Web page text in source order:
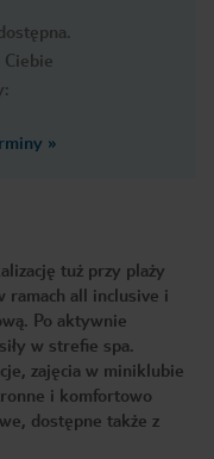
»
tuż przy plaży
ramach all inclusive i
Po aktywnie
w strefie spa.
zajęcia w miniklubie
i komfortowo
dostępne także z